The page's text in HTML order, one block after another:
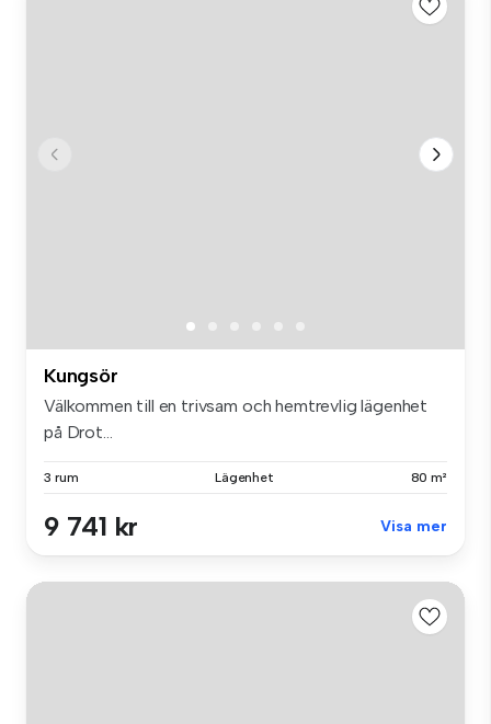
Kungsör
Välkommen till en trivsam och hemtrevlig lägenhet
på Drot...
3 rum Lägenhet 80 m²
9 741 kr Visa mer